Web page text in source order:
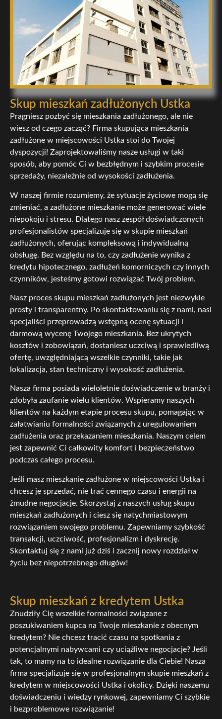
Skup mieszkań zadłużonych Ustka
Pragniesz pozbyć się mieszkania zadłużonego, ale nie
wiesz od czego zacząć? Firma skupująca mieszkania
zadłużone w miejscowości Ustka stoi do Twojej
dyspozycji! Zaprojektowaliśmy nasze usługi w taki
sposób, aby pomóc Ci w bezbłędnym i szybkim procesie
sprzedaży, niezależnie od wysokości zadłużenia.
W naszej firmie rozumiemy, że sytuacje życiowe mogą się
zmieniać, a zadłużone mieszkanie może generować wiele
niepokoju i stresu. Dlatego nasz zespół doświadczonych
profesjonalistów specjalizuje się w skupie mieszkań
zadłużonych, oferując kompleksową i indywidualną
obsługę. Bez względu na to, czy zadłużenie wynika z
kredytu hipotecznego, zadłużeń komorniczych czy innych
czynników, jesteśmy gotowi rozwiązać Twój problem.
Nasz proces skupu mieszkań zadłużonych jest niezwykle
prosty i transparentny. Po skontaktowaniu się z nami, nasi
specjaliści przeprowadzą wstępną ocenę sytuacji i
darmową wycenę Twojego mieszkania. Bez ukrytych
kosztów i zobowiązań, dostaniesz uczciwą i sprawiedliwą
ofertę, uwzględniającą wszelkie czynniki, takie jak
lokalizacja, stan techniczny i wysokość zadłużenia.
Nasza firma posiada wieloletnie doświadczenie w branży i
zdobyła zaufanie wielu klientów. Wspieramy naszych
klientów na każdym etapie procesu skupu, pomagając w
załatwianiu formalności związanych z uregulowaniem
zadłużenia oraz przekazaniem mieszkania. Naszym celem
jest zapewnić Ci całkowity komfort i bezpieczeństwo
podczas całego procesu.
Jeśli masz mieszkanie zadłużone w miejscowości Ustka i
chcesz je sprzedać, nie trać cennego czasu i energii na
żmudne negocjacje. Skorzystaj z naszych usług skupu
mieszkań zadłużonych i ciesz się natychmiastowym
rozwiązaniem swojego problemu. Zapewniamy szybkość
transakcji, uczciwość, profesjonalizm i dyskrecję.
Skontaktuj się z nami już dziś i zacznij nowy rozdział w
życiu bez niepotrzebnego długów!
Skup mieszkań z kredytem Ustka
Znudziły Cię wszelkie formalności związane z
poszukiwaniem kupca na Twoje mieszkanie z obecnym
kredytem? Nie chcesz tracić czasu na spotkania z
potencjalnymi nabywcami czy uciążliwe negocjacje? Jeśli
tak, to mamy na to idealne rozwiązanie dla Ciebie! Nasza
firma specjalizuje się w profesjonalnym skupie mieszkań z
kredytem w miejscowości Ustka i okolicy. Dzięki naszemu
doświadczeniu i wiedzy rynkowej, zapewniamy Ci szybkie
i bezproblemowe rozwiązanie!